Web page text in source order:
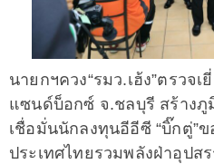
นายกฯควง“รมว.เฮ้ง”ตรวจ
แซนด์บ็อกซ์ จ.ชลบุรี สร้างภู
เชื่อมั่นนักลงทุนอีอีซี “บิ๊กตู่”
ประเทศไทยรวมพลังฝ่าอุปส